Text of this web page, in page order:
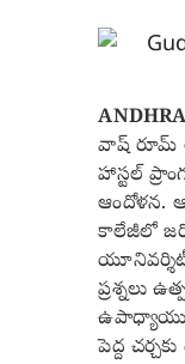
వాష్ రూమ్
హాస్టల్
ఆందోళన.
కాలేజీలో
ప్రశ్నలు
పెద్ద